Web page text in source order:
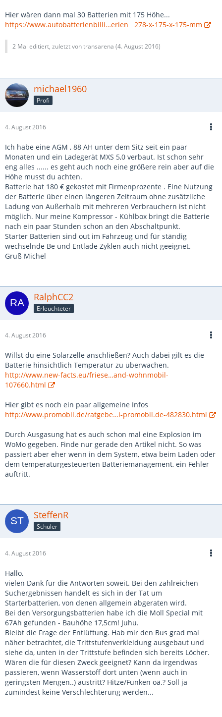
Hier wären dann mal 30 Batterien mit 175 Höhe...
https://www.autobatterienbilli…erien__278-x-175-x-175-mm
2 Mal editiert, zuletzt von transarena (4. August 2016)
michael1960
Profi
4. August 2016
Ich habe eine AGM , 88 AH unter dem Sitz seit ein paar
Monaten und ein Ladegerät MXS 5,0 verbaut. Ist schon sehr
eng alles ...... es geht auch noch eine größere rein aber auf die
Höhe musst du achten.
Batterie hat 180 € gekostet mit Firmenprozente . Eine Nutzung
der Batterie über einen längeren Zeitraum ohne zusätzliche
Ladung von Außerhalb mit mehreren Verbrauchern ist nicht
möglich. Nur meine Kompressor - Kühlbox bringt die Batterie
nach ein paar Stunden schon an den Abschaltpunkt.
Starter Batterien sind out im Fahrzeug und für ständig
wechselnde Be und Entlade Zyklen auch nicht geeignet.
Gruß Michel
RalphCC2
Erleuchteter
4. August 2016
Willst du eine Solarzelle anschließen? Auch dabei gilt es die
Batterie hinsichtlich Temperatur zu überwachen.
http://www.new-facts.eu/friese…and-wohnmobil-
107660.html
Hier gibt es noch ein paar allgemeine Infos
http://www.promobil.de/ratgebe…i-promobil.de-482830.html
Durch Ausgasung hat es auch schon mal eine Explosion im
WoMo gegeben. Finde nur gerade den Artikel nicht. So was
passiert aber eher wenn in dem System, etwa beim Laden oder
dem temperaturgesteuerten Batteriemanagement, ein Fehler
auftritt.
SteffenR
Schüler
4. August 2016
Hallo,
vielen Dank für die Antworten soweit. Bei den zahlreichen
Suchergebnissen handelt es sich in der Tat um
Starterbatterien, von denen allgemein abgeraten wird.
Bei den Versorgungsbatterien habe ich die Moll Special mit
67Ah gefunden - Bauhöhe 17,5cm! Juhu.
Bleibt die Frage der Entlüftung. Hab mir den Bus grad mal
näher betrachtet, die Trittstufenverkleidung ausgebaut und
siehe da, unten in der Trittstufe befinden sich bereits Löcher.
Wären die für diesen Zweck geeignet? Kann da irgendwas
passieren, wenn Wasserstoff dort unten (wenn auch in
geringsten Mengen..) austritt? Hitze/Funken oä.? Soll ja
zumindest keine Verschlechterung werden...